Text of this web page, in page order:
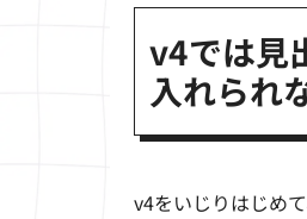
v4では見
入れられ
v4をいじりはじめ